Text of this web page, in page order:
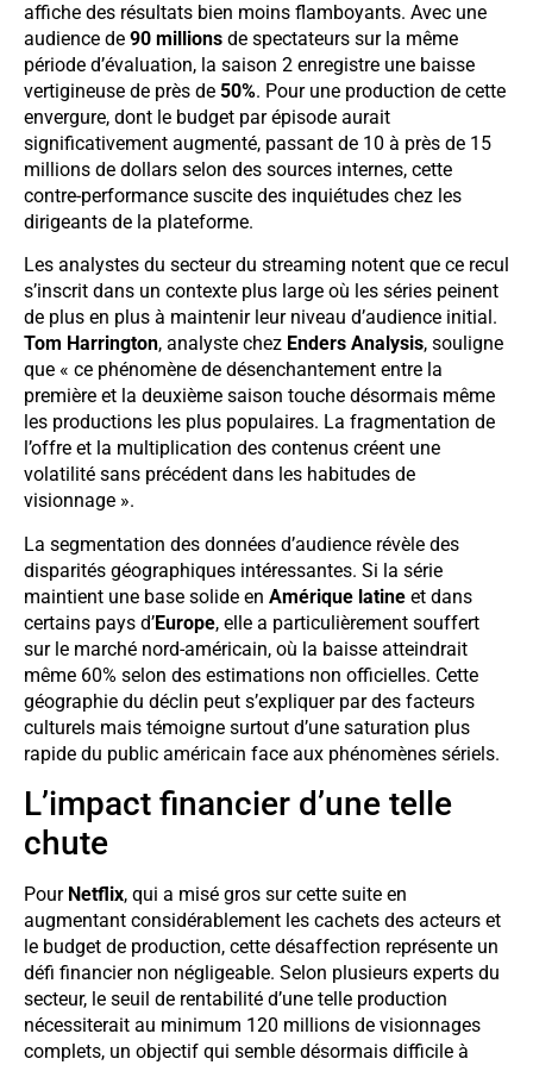
affiche des résultats bien moins flamboyants. Avec une
audience de 90 millions de spectateurs sur la même
période d’évaluation, la saison 2 enregistre une baisse
vertigineuse de près de 50%. Pour une production de cette
envergure, dont le budget par épisode aurait
significativement augmenté, passant de 10 à près de 15
millions de dollars selon des sources internes, cette
contre-performance suscite des inquiétudes chez les
dirigeants de la plateforme.
Les analystes du secteur du streaming notent que ce recul
s’inscrit dans un contexte plus large où les séries peinent
de plus en plus à maintenir leur niveau d’audience initial.
Tom Harrington, analyste chez Enders Analysis, souligne
que « ce phénomène de désenchantement entre la
première et la deuxième saison touche désormais même
les productions les plus populaires. La fragmentation de
l’offre et la multiplication des contenus créent une
volatilité sans précédent dans les habitudes de
visionnage ».
La segmentation des données d’audience révèle des
disparités géographiques intéressantes. Si la série
maintient une base solide en Amérique latine et dans
certains pays d’Europe, elle a particulièrement souffert
sur le marché nord-américain, où la baisse atteindrait
même 60% selon des estimations non officielles. Cette
géographie du déclin peut s’expliquer par des facteurs
culturels mais témoigne surtout d’une saturation plus
rapide du public américain face aux phénomènes sériels.
L’impact financier d’une telle
chute
Pour Netflix, qui a misé gros sur cette suite en
augmentant considérablement les cachets des acteurs et
le budget de production, cette désaffection représente un
défi financier non négligeable. Selon plusieurs experts du
secteur, le seuil de rentabilité d’une telle production
nécessiterait au minimum 120 millions de visionnages
complets, un objectif qui semble désormais difficile à